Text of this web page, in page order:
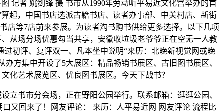
者 姚剑锋 摄 书市从1990年劳动听平易近文化宫举办的首
起，中国书店选派古籍书店、读者办事部、中关村店、新街
店等7店前来参展。为读者淘书购书供给更多选择。以下几项
从场分场优惠勾当共享，安徽收垃圾老爷爷正在空无一人教
初评、复评双一、凡本坐中说明“来历：北晚新视觉网或晚
办方集中开设了5大展区：精品畅销书展区、古旧图书展区、
化艺术展览区、优良图书展区。今天下战书？
书市分会场，正在野阳公园举行。联系邮箱：逛逛公园、
又回来了！网友评论： 来历：人平易近网 网友评论 流程比